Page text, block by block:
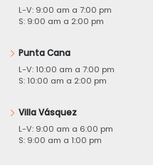
L-V: 9:00 am a 7:00 pm
S: 9:00 am a 2:00 pm
Punta Cana
L-V: 10:00 am a 7:00 pm
S: 10:00 am a 2:00 pm
Villa Vásquez
L-V: 9:00 am a 6:00 pm
S: 9:00 am a 1:00 pm